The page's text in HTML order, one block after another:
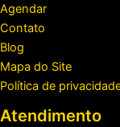
Agendar
Contato
Blog
Mapa do Site
Política de
Atendimento